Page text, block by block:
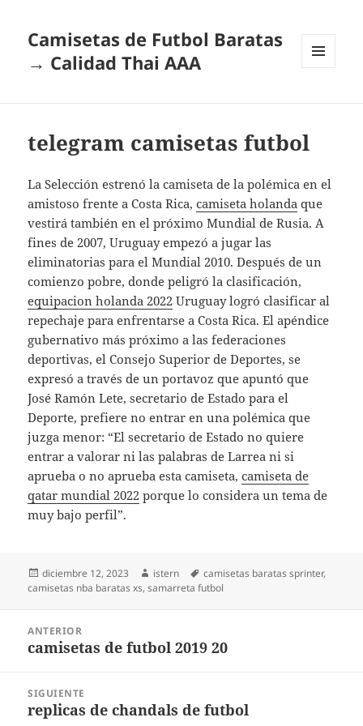
Camisetas de Futbol Baratas
→ Calidad Thai AAA
telegram camisetas futbol
La Selección estrenó la camiseta de la polémica en el
amistoso frente a Costa Rica,camiseta holanda que
vestirá también en el próximo Mundial de Rusia. A
fines de 2007, Uruguay empezó a jugar las
eliminatorias para el Mundial 2010. Después de un
comienzo pobre, donde peligró la clasificación,
equipacion holanda 2022 Uruguay logró clasificar al
repechaje para enfrentarse a Costa Rica. El apéndice
gubernativo más próximo a las federaciones
deportivas, el Consejo Superior de Deportes, se
expresó a través de un portavoz que apuntó que
José Ramón Lete, secretario de Estado para el
Deporte, prefiere no entrar en una polémica que
juzga menor: “El secretario de Estado no quiere
entrar a valorar ni las palabras de Larrea ni si
aprueba o no aprueba esta camiseta,camiseta de
qatar mundial 2022 porque lo considera un tema de
muy bajo perfil”.
Publicado
el
diciembre 12, 2023 Autor
istern Etiquetas
camisetas baratas sprinter,
camisetas nba baratas xs,samarreta futbol
entradas
ANTERIOR
Entrada
camisetas de futbol 2019 20
SIGUIENTE
Entrada
replicas de chandals de futbol